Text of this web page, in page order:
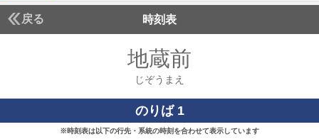
戻る 時刻表
地蔵前
じぞうまえ
のりば 1
※時刻表は以下の行先・系統の時刻を合わせて表示しています